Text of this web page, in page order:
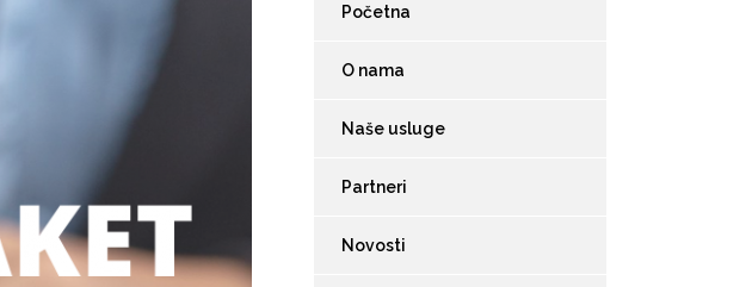
Početna
O nama
Naše usluge
Partneri
Novosti